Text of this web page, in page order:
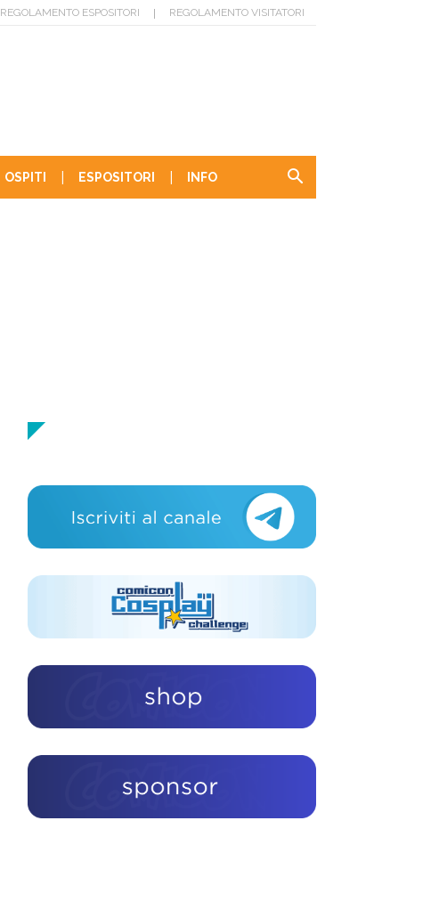
REGOLAMENTO ESPOSITORI | REGOLAMENTO VISITATORI
OSPITI | ESPOSITORI | INFO